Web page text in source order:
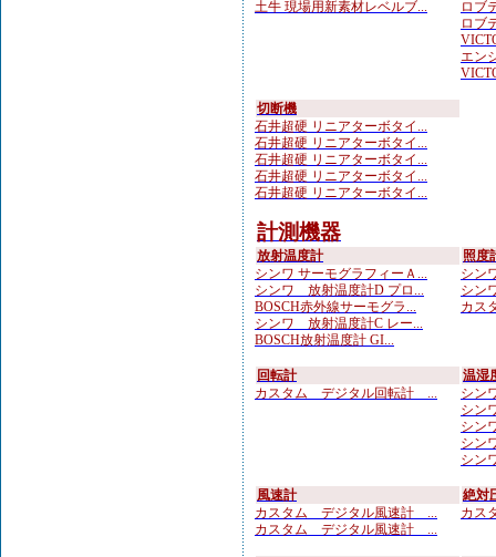
土牛 現場用新素材レベルブ...
ロブ
ロブ
エン
切断機
石井超硬 リニアターボタイ...
石井超硬 リニアターボタイ...
石井超硬 リニアターボタイ...
石井超硬 リニアターボタイ...
石井超硬 リニアターボタイ...
計測機器
放射温度計
シンワ サーモグラフィーＡ...
シンワ 放射温度計D プロ...
BOSCH赤外線サーモグラ...
シンワ 放射温度計C レー...
BOSCH放射温度計 GI...
照度
シン
シン
カス
回転計
カスタム デジタル回転計 ...
温湿
シン
シン
シン
シン
シン
風速計
カスタム デジタル風速計 ...
カスタム デジタル風速計 ...
絶対
カス